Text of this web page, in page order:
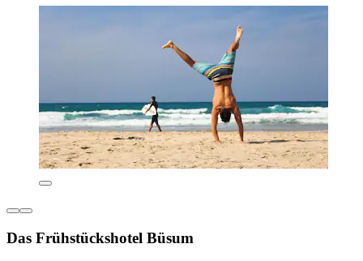
Das Frühstückshotel Büsum